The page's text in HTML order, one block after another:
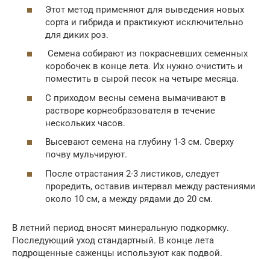
Этот метод применяют для выведения новых
сорта и гибрида и практикуют исключительно
для диких роз.
Семена собирают из покрасневших семенных
коробочек в конце лета. Их нужно очистить и
поместить в сырой песок на четыре месяца.
С приходом весны семена вымачивают в
растворе корнеобразователя в течение
нескольких часов.
Высевают семена на глубину 1-3 см. Сверху
почву мульчируют.
После отрастания 2-3 листиков, следует
проредить, оставив интервал между растениями
около 10 см, а между рядами до 20 см.
В летний период вносят минеральную подкормку.
Последующий уход стандартный. В конце лета
подрощенные саженцы используют как подвой.